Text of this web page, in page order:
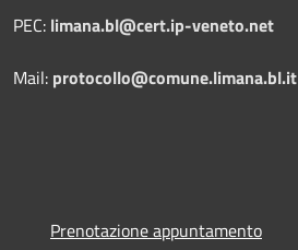
PEC: limana.bl@cert.ip-veneto.net
Mail: protocollo@comune.limana.bl.it
Prenotazione appuntamento